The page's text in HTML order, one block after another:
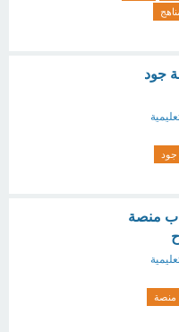
جود
جود
منصة
منصة